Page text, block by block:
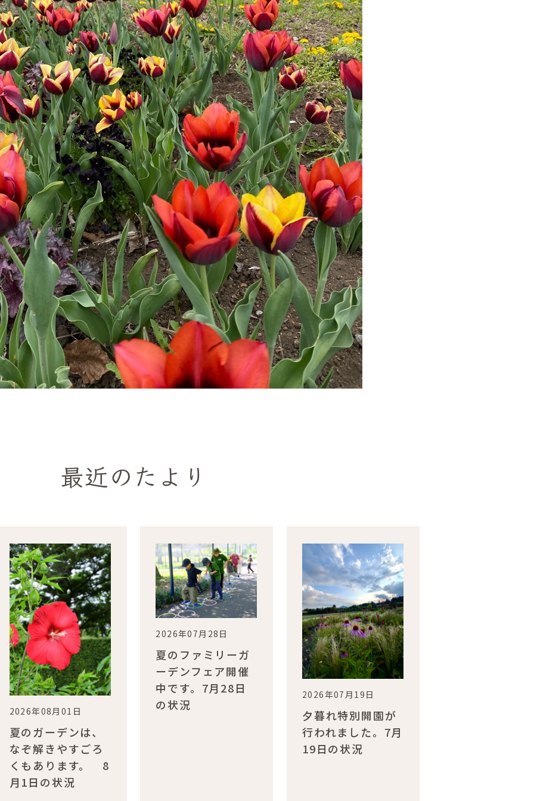
最近のたより
2026年08月01日
夏のガーデンは、
なぞ解きやすごろ
くもあります。 8
月1日の状況
2026年07月28日
夏のファミリーガ
ーデンフェア開催
中です。7月28日
の状況
2026年07月19日
夕暮れ特別開園が
行われました。7月
19日の状況